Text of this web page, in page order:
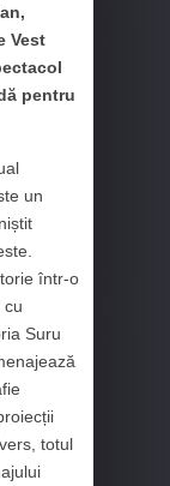
Vest
pentru
un
într-o
cu
Suru
totul